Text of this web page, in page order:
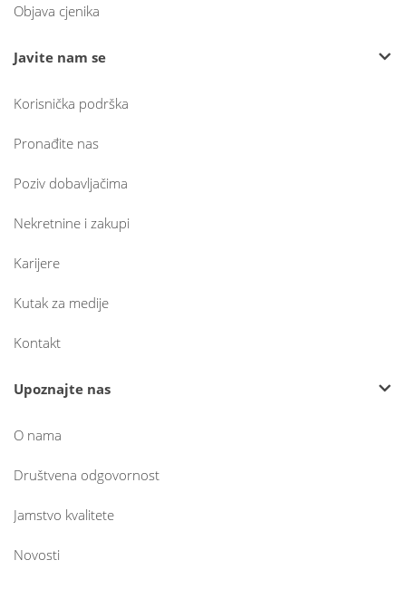
Objava cjenika
Javite nam se
Korisnička podrška
Pronađite nas
Poziv dobavljačima
Nekretnine i zakupi
Karijere
Kutak za medije
Kontakt
Upoznajte nas
O nama
Društvena odgovornost
Jamstvo kvalitete
Novosti